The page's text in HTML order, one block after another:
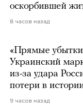
оскорбившей
8 часов назад
«Прямые
Украинский
из-за удара
потери в
9 часов назад